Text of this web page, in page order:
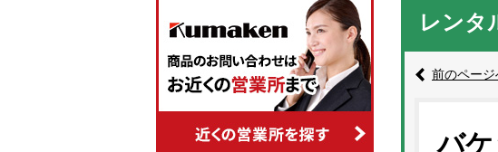
レンタ
前のページ
バ